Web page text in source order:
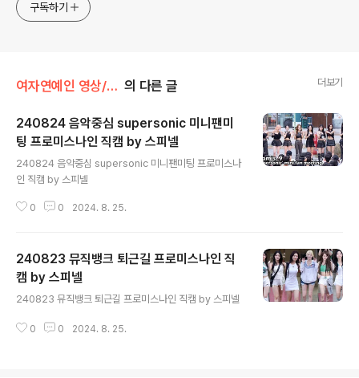
구독하기
여자연예인 영상/프로미스나인 의 다른 글 더보기
240824 음악중심 supersonic 미니팬미
팅 프로미스나인 직캠 by 스피넬
240824 음악중심 supersonic 미니팬미팅 프로미스나
인 직캠 by 스피넬
0 0 2024. 8. 25.
240823 뮤직뱅크 퇴근길 프로미스나인 직
캠 by 스피넬
240823 뮤직뱅크 퇴근길 프로미스나인 직캠 by 스피넬
0 0 2024. 8. 25.